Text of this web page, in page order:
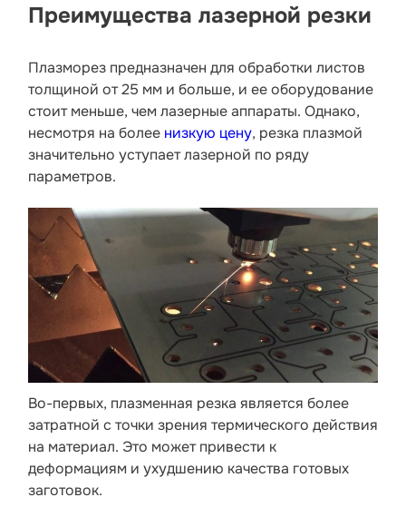
Преимущества лазерной резки
Плазморез предназначен для обработки листов
толщиной от 25 мм и больше, и ее оборудование
стоит меньше, чем лазерные аппараты. Однако,
несмотря на более низкую цену, резка плазмой
значительно уступает лазерной по ряду
параметров.
Во-первых, плазменная резка является более
затратной с точки зрения термического действия
на материал. Это может привести к
деформациям и ухудшению качества готовых
заготовок.